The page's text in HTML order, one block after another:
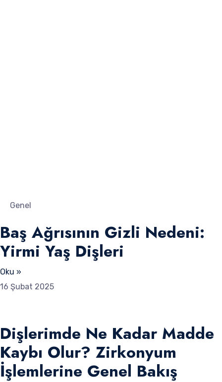
Genel
Baş Ağrısının Gizli Nedeni:
Yirmi Yaş Dişleri
Oku »
16 Şubat 2025
Dişlerimde Ne Kadar Madde
Kaybı Olur? Zirkonyum
İşlemlerine Genel Bakış